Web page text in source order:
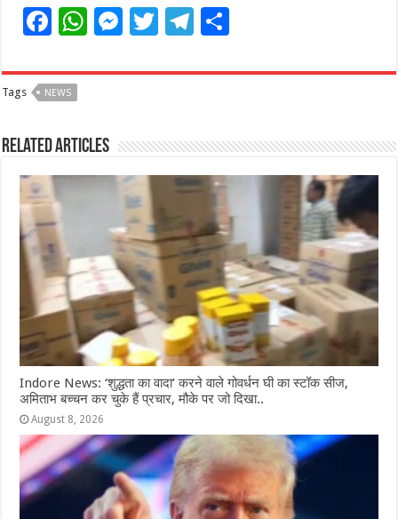
F
c
e
b
o
o
k
W
at
A
p
p
M
ss
n
g
e
r
T
itt
r
T
e
ra
m
ar
Tags NEWS
Related Articles
Indore News: ‘शुद्धता का वादा’ करने वाले गोवर्धन घी का स्टॉक सीज,
अमिताभ बच्चन कर चुके हैं प्रचार, मौके पर जो दिखा..
August 8, 2026